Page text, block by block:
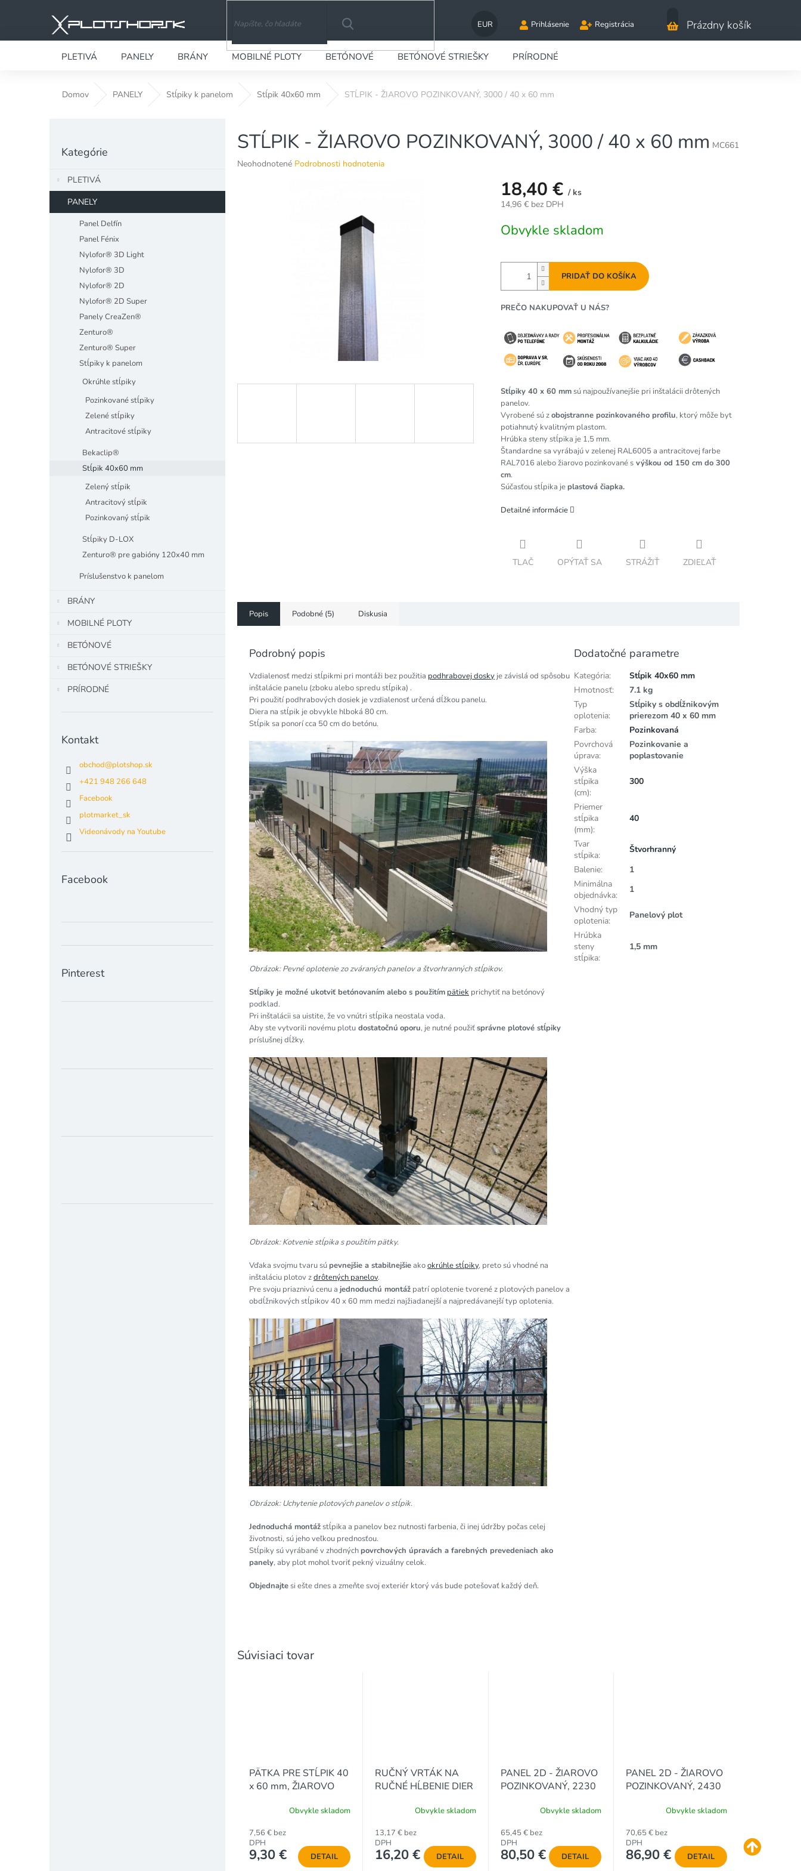
EUR Prihlásenie Registrácia
HĽADAŤ
Nákupný
košík
Prázdny košík
PLETIVÁ PANELY BRÁNY MOBILNÉ PLOTY BETÓNOVÉ BETÓNOVÉ STRIEŠKY PRÍRODNÉ
Domov PANELY Stĺpiky k panelom Stĺpik 40x60 mm STĹPIK - ŽIAROVO POZINKOVANÝ, 3000 / 40 x 60 mm
p
n
kategórie
Kategórie
PLETIVÁ
PANELY
Panel Delfín
Panel Fénix
Nylofor® 3D Light
Nylofor® 3D
Nylofor® 2D
Nylofor® 2D Super
Panely CreaZen®
Zenturo®
Zenturo® Super
Stĺpiky k panelom
Okrúhle stĺpiky
Pozinkované stĺpiky
Zelené stĺpiky
Antracitové stĺpiky
Bekaclip®
Stĺpik 40x60 mm
Zelený stĺpik
Antracitový stĺpik
Pozinkovaný stĺpik
Stĺpiky D-LOX
Zenturo® pre gabióny 120x40 mm
Príslušenstvo k panelom
BRÁNY
MOBILNÉ PLOTY
BETÓNOVÉ
BETÓNOVÉ STRIEŠKY
PRÍRODNÉ
Kontakt
obchod@plotshop.sk
+421 948 266 648
Facebook
plotmarket_sk
Videonávody na Youtube
Facebook
Pinterest
STĹPIK - ŽIAROVO POZINKOVANÝ, 3000 / 40 x 60 mm MC661
Priemerné
Neohodnotené Podrobnosti hodnotenia
18,40 € / ks
14,96 € bez DPH
cena:
Obvykle skladom
PRIDAŤ DO KOŠÍKA
PREČO NAKUPOVAŤ U NÁS?
Stĺpiky 40 x 60 mmsú najpoužívanejšie pri inštalácii drôtených
panelov.
Vyrobené sú zobojstranne pozinkovaného profilu, ktorý môže byt
potiahnutý kvalitným plastom.
Hrúbka steny stĺpika je 1,5 mm.
Štandardne sa vyrábajú v zelenej RAL6005 a antracitovej farbe
RAL7016 alebo žiarovo pozinkované svýškou od 150 cm do 300
cm.
Súčasťou stĺpika jeplastová čiapka.
Detailné informácie
TLAČ OPÝTAŤ SA STRÁŽIŤ ZDIEĽAŤ
Popis Podobné (5) Diskusia
Podrobný popis
Vzdialenosť medzi stĺpikmi pri montáži bez použitia podhrabovej dosky je závislá od spôsobu
inštalácie panelu (zboku alebo spredu stĺpika) .
Pri použití podhrabových dosiek je vzdialenosť určená dĺžkou panelu.
Diera na stĺpik je obvykle hlboká 80 cm.
Stĺpik sa ponorí cca 50 cm do betónu.
Obrázok: Pevné oplotenie zo zváraných panelov a štvorhranných stĺpikov.
Stĺpiky je možné ukotviť betónovaním alebo s použitím pätiek prichytiť na betónový
podklad.
Pri inštalácii sa uistite, že vo vnútri stĺpika neostala voda.
Aby ste vytvorili novému plotu dostatočnú oporu, je nutné použiťsprávne plotové stĺpiky
príslušnej dĺžky.
Obrázok: Kotvenie stĺpika s použitím pätky.
Vďaka svojmu tvaru súpevnejšie a stabilnejšieakookrúhle stĺpiky, preto sú vhodné na
inštaláciu plotov zdrôtených panelov.
Pre svoju priaznivú cenu a jednoduchú montáž patrí oplotenie tvorené z plotových panelov a
obdĺžnikových stĺpikov 40 x 60 mm medzi najžiadanejší a najpredávanejší typ oplotenia.
Obrázok: Uchytenie plotových panelov o stĺpik.
Jednoduchá montážstĺpika a panelov bez nutnosti farbenia, či inej údržby počas celej
životnosti, sú jeho veľkou prednosťou.
Stĺpiky sú vyrábané v zhodnýchpovrchových úpravách a farebných prevedeniach ako
panely, aby plot mohol tvoriť pekný vizuálny celok.
Objednajtesi ešte dnes a zmeňte svoj exteriér ktorý vás bude potešovať každý deň.
Dodatočné parametre
Kategória:
Stĺpik 40x60 mm
Hmotnosť:
7.1 kg
Typ
oplotenia:
Stĺpiky s obdĺžnikovým
prierezom 40 x 60 mm
Farba:
Pozinkovaná
Povrchová
úprava:
Pozinkovanie a
poplastovanie
Výška
stĺpika
(cm):
300
Priemer
stĺpika
(mm):
40
Tvar
stĺpika:
Štvorhranný
Balenie:
1
Minimálna
objednávka:
1
Vhodný typ
oplotenia:
Panelový plot
Hrúbka
steny
stĺpika:
1,5 mm
Súvisiaci tovar
PÄTKA PRE STĹPIK 40
x 60 mm, ŽIAROVO
Obvykle skladom
7,56 € bez
DPH
9,30 € DETAIL
RUČNÝ VRTÁK NA
RUČNÉ HĹBENIE DIER
Obvykle skladom
13,17 € bez
DPH
16,20 € DETAIL
PANEL 2D - ŽIAROVO
POZINKOVANÝ, 2230
Obvykle skladom
65,45 € bez
DPH
80,50 € DETAIL
PANEL 2D - ŽIAROVO
POZINKOVANÝ, 2430
Obvykle skladom
70,65 € bez
DPH
86,90 € DETAIL